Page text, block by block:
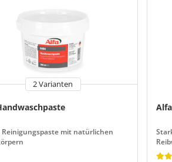
2 Varianten
Reinigungspaste mit natürlichen